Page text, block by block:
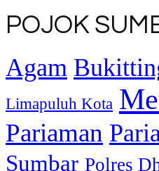
POJOK
Agam
Limapuluh Kota
Pariaman
Sumbar Polres